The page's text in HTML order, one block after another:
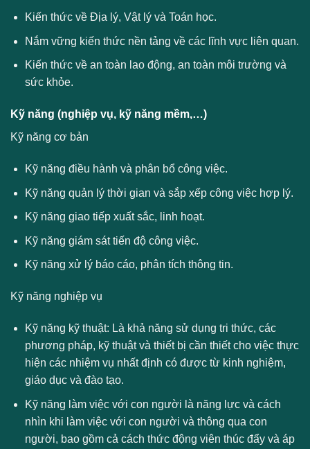
Kiến thức về Địa lý, Vật lý và Toán học.
Nắm vững kiến thức nền tảng về các lĩnh vực liên quan.
Kiến thức về an toàn lao động, an toàn môi trường và
sức khỏe.
Kỹ năng (nghiệp vụ, kỹ năng mềm,…)
Kỹ năng cơ bản
Kỹ năng điều hành và phân bổ công việc.
Kỹ năng quản lý thời gian và sắp xếp công việc hợp lý.
Kỹ năng giao tiếp xuất sắc, linh hoạt.
Kỹ năng giám sát tiến độ công việc.
Kỹ năng xử lý báo cáo, phân tích thông tin.
Kỹ năng nghiệp vụ
Kỹ năng kỹ thuật: Là khả năng sử dụng tri thức, các
phương pháp, kỹ thuật và thiết bị cần thiết cho việc thực
hiện các nhiệm vụ nhất định có được từ kinh nghiệm,
giáo dục và đào tạo.
Kỹ năng làm việc với con người là năng lực và cách
nhìn khi làm việc với con người và thông qua con
người, bao gồm cả cách thức động viên thúc đẩy và áp